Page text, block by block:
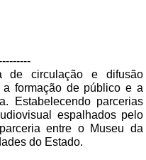
de circulação e difusão
formação de público e a
Estabelecendo parcerias
espalhados pelo
entre o Museu da
do Estado.